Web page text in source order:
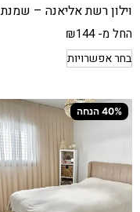
וילון רשת אליאנה – שמנת
החל מ- ₪144
בחר אפשרויות
40% הנחה